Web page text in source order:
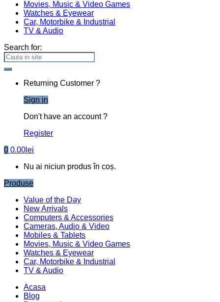
Movies, Music & Video Games
Watches & Eyewear
Car, Motorbike & Industrial
TV & Audio
Search for:
Returning Customer ?
Sign in
Don't have an account ?
Register
0 0.00 lei
Nu ai niciun produs în coș.
Produse
Value of the Day
New Arrivals
Computers & Accessories
Cameras, Audio & Video
Mobiles & Tablets
Movies, Music & Video Games
Watches & Eyewear
Car, Motorbike & Industrial
TV & Audio
Acasa
Blog